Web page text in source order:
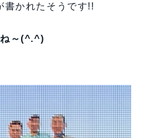
書かれたそうです!!
～(^.^)